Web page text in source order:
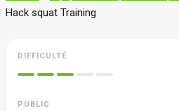
Hack squat Training
DIFFICULTÉ
PUBLIC